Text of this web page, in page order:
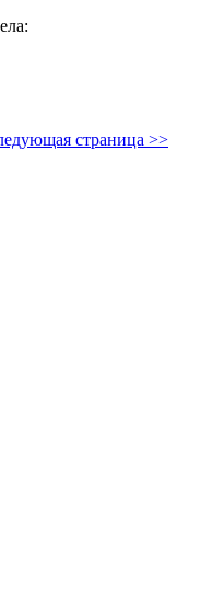
страница >>